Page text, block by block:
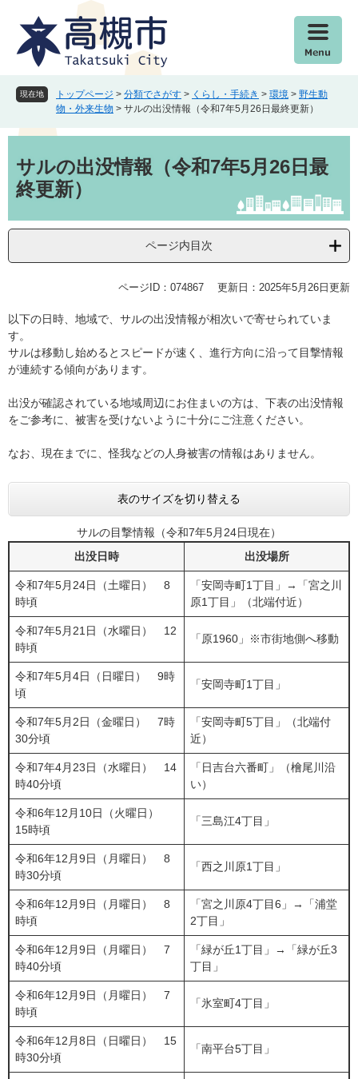
現在地 トップページ > 分類でさがす > くらし・手続き > 環境 > 野生動
物・外来生物 > サルの出没情報（令和7年5月26日最終更新）
文サルの出没情報（令和7年5月26日最
終更新）
ページ内目次
ページID：074867 更新日：2025年5月26日更新
以下の日時、地域で、サルの出没情報が相次いで寄せられていま
す。
サルは移動し始めるとスピードが速く、進行方向に沿って目撃情報
が連続する傾向があります。
出没が確認されている地域周辺にお住まいの方は、下表の出没情報
をご参考に、被害を受けないように十分にご注意ください。
なお、現在までに、怪我などの人身被害の情報はありません。
表のサイズを切り替える
サルの目撃情報（令和7年5月24日現在）
出没日時
出没場所
令和7年5月24日（土曜日） 8
時頃
「安岡寺町1丁目」→「宮之川
原1丁目」（北端付近）
令和7年5月21日（水曜日） 12
時頃
「原1960」※市街地側へ移動
令和7年5月4日（日曜日） 9時
頃
「安岡寺町1丁目」
令和7年5月2日（金曜日） 7時
30分頃
「安岡寺町5丁目」（北端付
近）
令和7年4月23日（水曜日） 14
時40分頃
「日吉台六番町」（檜尾川沿
い）
令和6年12月10日（火曜日）
15時頃
「三島江4丁目」
令和6年12月9日（月曜日） 8
時30分頃
「西之川原1丁目」
令和6年12月9日（月曜日） 8
時頃
「宮之川原4丁目6」→「浦堂
2丁目」
令和6年12月9日（月曜日） 7
時40分頃
「緑が丘1丁目」→「緑が丘3
丁目」
令和6年12月9日（月曜日） 7
時頃
「氷室町4丁目」
令和6年12月8日（日曜日） 15
時30分頃
「南平台5丁目」